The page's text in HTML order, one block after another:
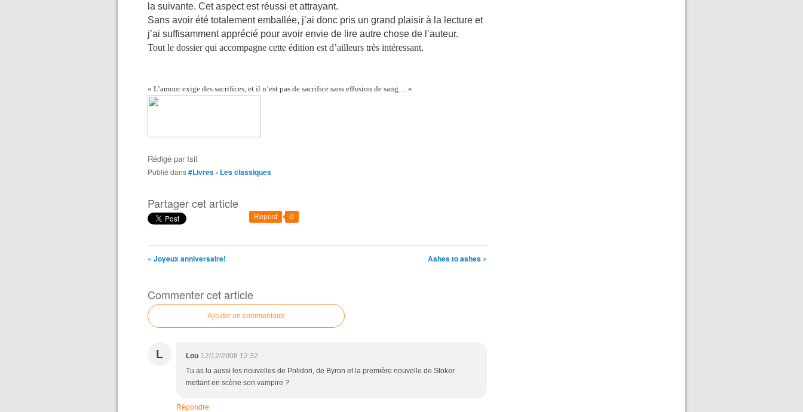
la suivante. Cet aspect est réussi et attrayant.
Sans avoir été totalement emballée, j’ai donc pris un grand plaisir à la lecture et
j’ai suffisamment apprécié pour avoir envie de lire autre chose de l’auteur.
Tout le dossier qui accompagne cette édition est d’ailleurs très intéressant.
« L’amour exige des sacrifices, et il n’est pas de sacrifice sans effusion de sang… »
Rédigé par Isil
Publié dans#Livres - Les classiques
Partager cet article
Repost 0
« Joyeux anniversaire! Ashes to ashes »
Commenter cet article
Ajouter un commentaire
L Lou 12/12/2008 12:32
Tu as lu aussi les nouvelles de Polidori, de Byron et la première nouvelle de Stoker
mettant en scène son vampire ?
Répondre